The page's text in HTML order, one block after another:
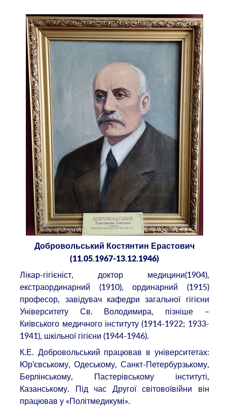
Добровольський Костянтин Ерастович
(11.05.1967-13.12.1946)
Лікар-гігієніст, доктор медицини(1904),
екстраординарний (1910), ординарний (1915)
професор, завідувач кафедри загальної гігієни
Університету Св. Володимира, пізніше –
Київського медичного інституту (1914-1922; 1933-
1941), шкільної гігієни (1944-1946).
К.Е. Добровольський працював в університетах:
Юр’євському, Одеському, Санкт-Петербурзькому,
Берлінському, Пастерівському інституті,
Казанському. Під час Другої світовоївійни він
працював у «Політмедикумі».